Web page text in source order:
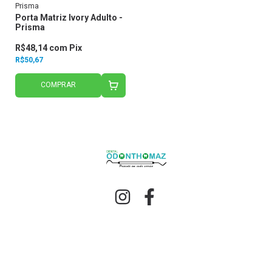
Prisma
Porta Matriz Ivory Adulto -
Prisma
R$50,67
R$48,14 com Pix
COMPRAR